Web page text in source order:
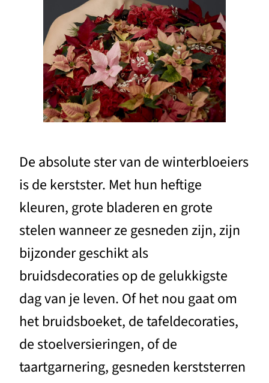
De absolute ster van de winterbloeiers
is de kerstster. Met hun heftige
kleuren, grote bladeren en grote
stelen wanneer ze gesneden zijn, zijn
bijzonder geschikt als
bruidsdecoraties op de gelukkigste
dag van je leven. Of het nou gaat om
het bruidsboeket, de tafeldecoraties,
de stoelversieringen, of de
taartgarnering, gesneden kerststerren